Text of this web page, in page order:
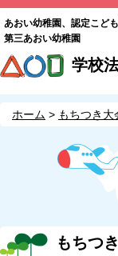
あおい幼稚園、認定こど
第三あおい幼稚園
学校
ホーム もちつき大
もちつ